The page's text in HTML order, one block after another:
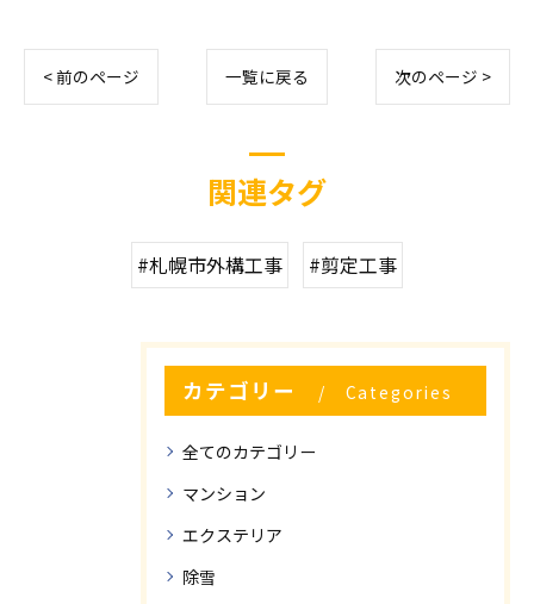
< 前のページ 一覧に戻る 次のページ >
関連タグ
#札幌市外構工事 #剪定工事
カテゴリー Categories
全てのカテゴリー
マンション
エクステリア
除雪